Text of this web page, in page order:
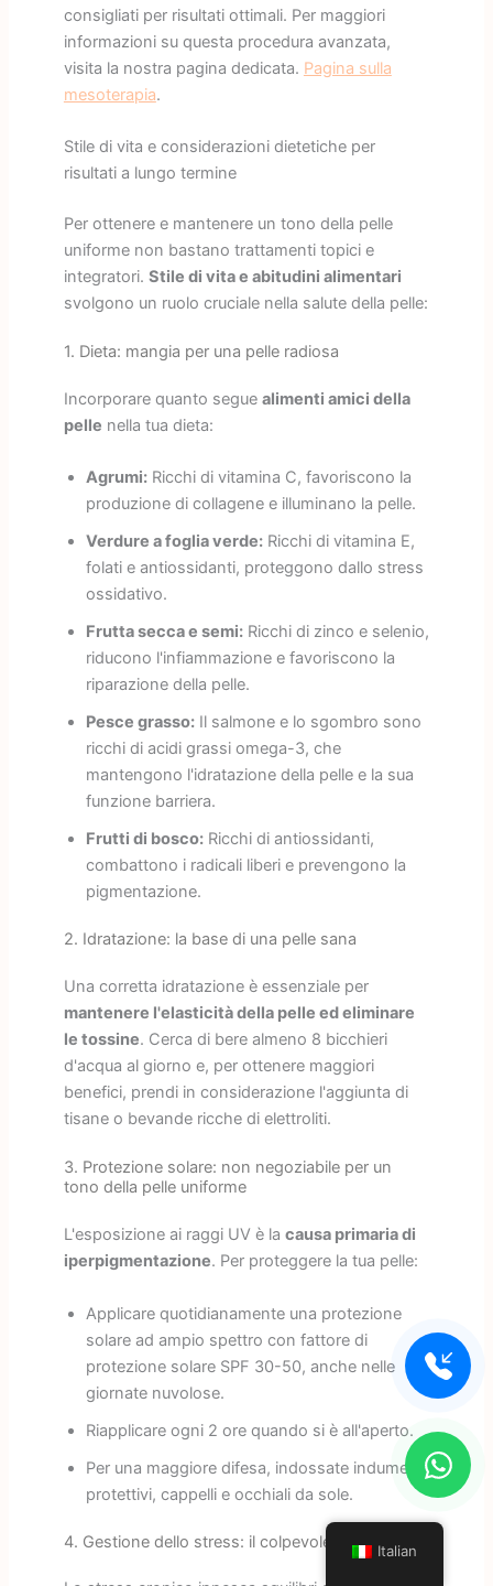
consigliati per risultati ottimali. Per maggiori
informazioni su questa procedura avanzata,
visita la nostra pagina dedicata. Pagina sulla
mesoterapia.
Stile di vita e considerazioni dietetiche per
risultati a lungo termine
Per ottenere e mantenere un tono della pelle
uniforme non bastano trattamenti topici e
integratori. Stile di vita e abitudini alimentari
svolgono un ruolo cruciale nella salute della pelle:
1. Dieta: mangia per una pelle radiosa
Incorporare quanto segue alimenti amici della
pelle nella tua dieta:
Agrumi:Ricchi di vitamina C, favoriscono la
produzione di collagene e illuminano la pelle.
Verdure a foglia verde:Ricchi di vitamina E,
folati e antiossidanti, proteggono dallo stress
ossidativo.
Frutta secca e semi:Ricchi di zinco e selenio,
riducono l'infiammazione e favoriscono la
riparazione della pelle.
Pesce grasso:Il salmone e lo sgombro sono
ricchi di acidi grassi omega-3, che
mantengono l'idratazione della pelle e la sua
funzione barriera.
Frutti di bosco:Ricchi di antiossidanti,
combattono i radicali liberi e prevengono la
pigmentazione.
2. Idratazione: la base di una pelle sana
Una corretta idratazione è essenziale per
mantenere l'elasticità della pelle ed eliminare
le tossine. Cerca di bere almeno 8 bicchieri
d'acqua al giorno e, per ottenere maggiori
benefici, prendi in considerazione l'aggiunta di
tisane o bevande ricche di elettroliti.
3. Protezione solare: non negoziabile per un
tono della pelle uniforme
L'esposizione ai raggi UV è la causa primaria di
iperpigmentazione. Per proteggere la tua pelle:
Applicare quotidianamente una protezione
solare ad ampio spettro con fattore di
protezione solare SPF 30-50, anche nelle
giornate nuvolose.
Riapplicare ogni 2 ore quando si è all'aperto.
Per una maggiore difesa, indossate indumenti
protettivi, cappelli e occhiali da sole.
4. Gestione dello stress: il colpevole nascostoItalian